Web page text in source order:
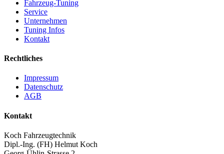
Fahrzeug-Tuning
Service
Unternehmen
Tuning Infos
Kontakt
Rechtliches
Impressum
Datenschutz
AGB
Kontakt
Koch Fahrzeugtechnik
Dipl.-Ing. (FH) Helmut Koch